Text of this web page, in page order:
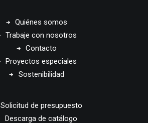
Quiénes somos
Trabaje con nosotros
Contacto
Proyectos especiales
Sostenibilidad
Solicitud de presupuesto
Descarga de catálogo